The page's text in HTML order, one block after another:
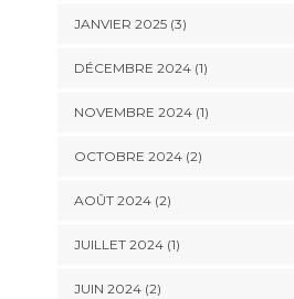
JANVIER 2025(3)
DÉCEMBRE 2024(1)
NOVEMBRE 2024(1)
OCTOBRE 2024(2)
AOÛT 2024(2)
JUILLET 2024(1)
JUIN 2024(2)